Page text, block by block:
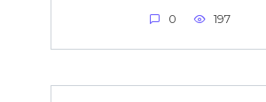
0 197